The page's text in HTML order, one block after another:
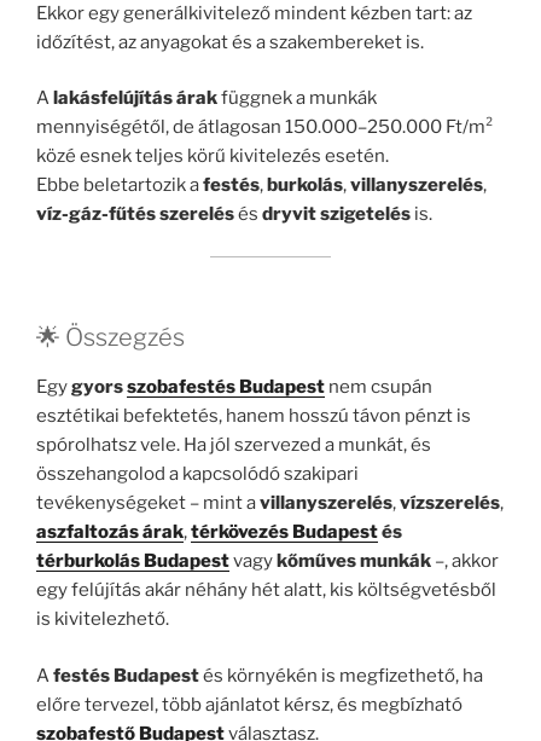
Ekkor egy generálkivitelező mindent kézben tart: az
időzítést, az anyagokat és a szakembereket is.
A lakásfelújítás árakfüggnek a munkák
mennyiségétől, de átlagosan 150.000–250.000 Ft/m²
közé esnek teljes körű kivitelezés esetén.
Ebbe beletartozik afestés, burkolás,villanyszerelés,
víz-gáz-fűtés szerelésés dryvit szigetelés is.
🌟 Összegzés
Egygyorsszobafestés Budapest nem csupán
esztétikai befektetés, hanem hosszú távon pénzt is
spórolhatsz vele. Ha jól szervezed a munkát, és
összehangolod a kapcsolódó szakipari
tevékenységeket – mint avillanyszerelés,vízszerelés,
aszfaltozás árak,térkövezés Budapestés
térburkolás Budapestvagy kőműves munkák –, akkor
egy felújítás akár néhány hét alatt, kis költségvetésből
is kivitelezhető.
Afestés Budapestés környékén is megfizethető, ha
előre tervezel, több ajánlatot kérsz, és megbízható
szobafestő Budapestválasztasz.